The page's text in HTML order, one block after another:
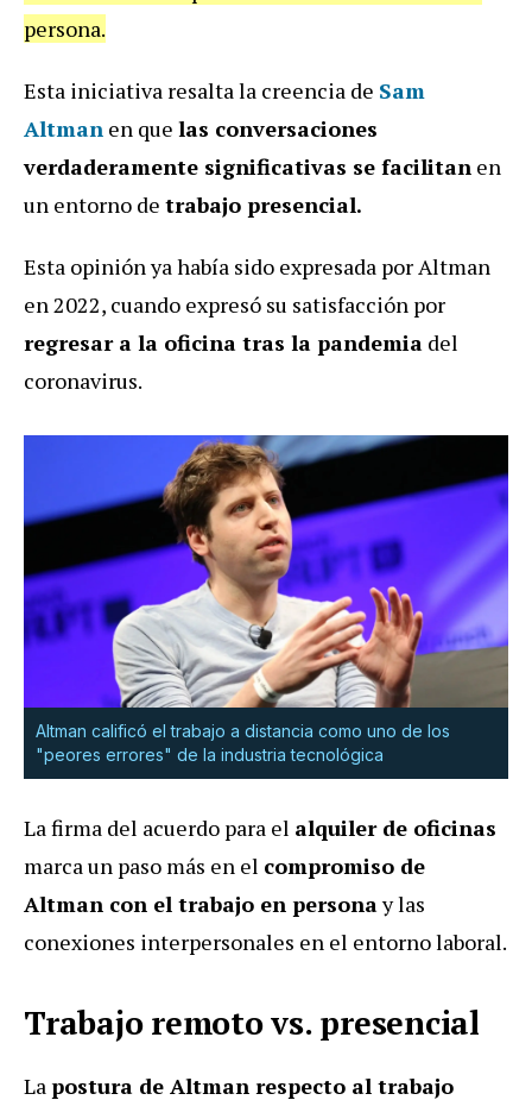
persona.
Esta iniciativa resalta la creencia de Sam
Altman en que las conversaciones
verdaderamente significativas se facilitan en
un entorno de trabajo presencial.
Esta opinión ya había sido expresada por Altman
en 2022, cuando expresó su satisfacción por
regresar a la oficina tras la pandemia del
coronavirus.
Altman calificó el trabajo a distancia como uno de los
"peores errores" de la industria tecnológica
La firma del acuerdo para el alquiler de oficinas
marca un paso más en el compromiso de
Altman con el trabajo en personay las
conexiones interpersonales en el entorno laboral.
Trabajo remoto vs. presencial
Lapostura de Altman respecto al trabajo